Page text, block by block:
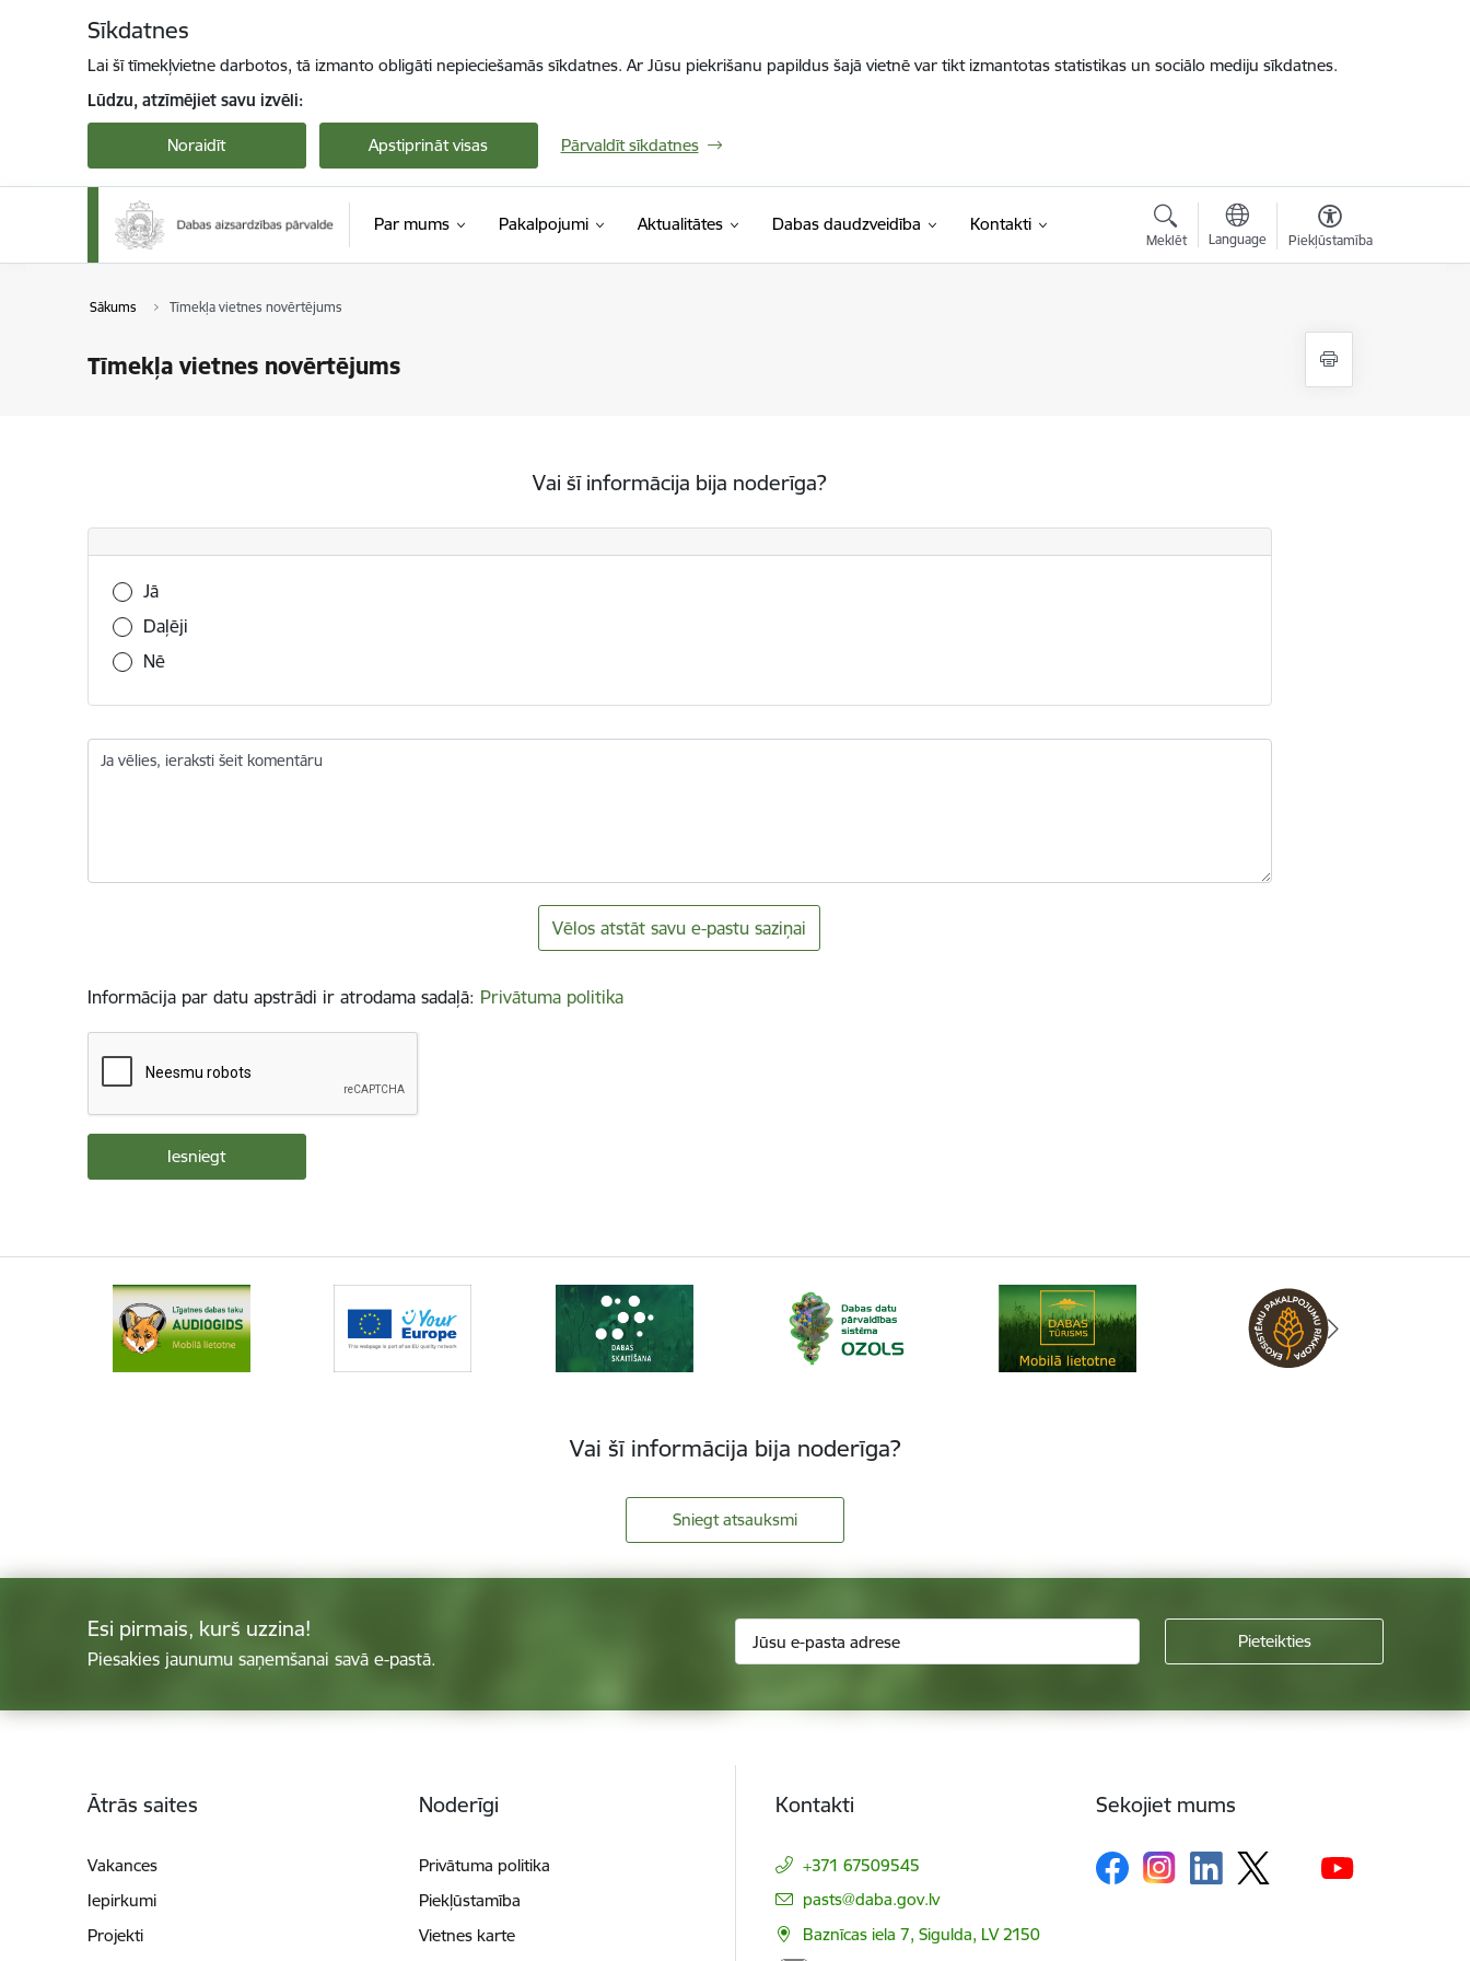
Sīkdatnes
Lai šī tīmekļvietne darbotos, tā izmanto obligāti nepieciešamās sīkdatnes. Ar Jūsu piekrišanu papildus šajā vietnē var tikt izmantotas statistikas un sociālo mediju sīkdatnes.
Lūdzu, atzīmējiet savu izvēli:
Noraidīt Apstiprināt visas Pārvaldīt sīkdatnes
Par mums Pakalpojumi Aktualitātes Dabas daudzveidība Kontakti
Meklēt Language Piekļūstamība
Sākums Tīmekļa vietnes novērtējums
Tīmekļa vietnes novērtējums
Vai šī informācija bija noderīga?
Vai šī informācija bija noderīga?
Jā
Daļēji
Nē
Ja vēlies, ieraksti šeit komentāru
Vēlos atstāt savu e-pastu saziņai
Informācija par datu apstrādi ir atrodama sadaļā: Privātuma politika
Vai šī informācija bija noderīga?
Sniegt atsauksmi
Esi pirmais, kurš uzzina!
Piesakies jaunumu saņemšanai savā e-pastā.
Ātrās saites
Vakances
Iepirkumi
Projekti
Noderīgi
Privātuma politika
Piekļūstamība
Vietnes karte
Kontakti
+371 67509545
E-pasts:
pasts@daba.gov.lv
Baznīcas iela 7, Sigulda, LV 2150
Sekojiet mums